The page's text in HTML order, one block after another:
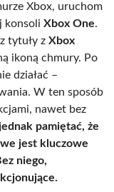
Xbox, uruchom
konsoli Xbox One.
tytuły z Xbox
ikoną chmury. Po
działać –
W ten sposób
nawet bez
pamiętać, że
jest kluczowe
niego,